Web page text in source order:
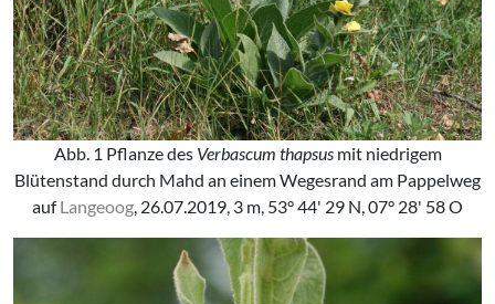
Abb. 1 Pflanze des Verbascum thapsusmit niedrigem
Blütenstand durch Mahd an einem Wegesrand am Pappelweg
aufLangeoog, 26.07.2019, 3 m, 53° 44' 29 N, 07° 28' 58 O